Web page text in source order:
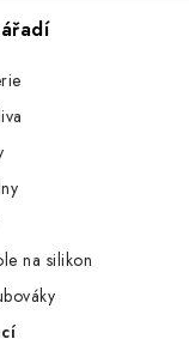
na silikon